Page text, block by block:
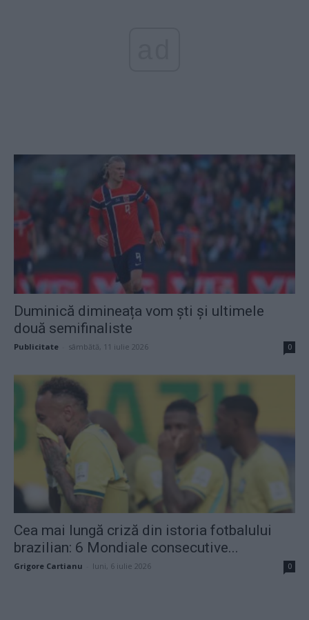
Duminică dimineața vom ști și ultimele
două semifinaliste
Publicitate sâmbătă, 11 iulie 2026 0
Cea mai lungă criză din istoria fotbalului
brazilian: 6 Mondiale consecutive...
Grigore Cartianu luni, 6 iulie 2026 0